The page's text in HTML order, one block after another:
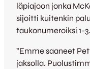
läpiajoon jonka
sijoitti kuitenkin
taukonumeroiksi 1-3.
”Emme saaneet
jaksolla.